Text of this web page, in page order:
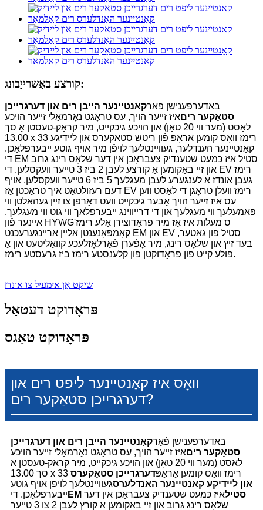
קורצע באַשרייַבונג:
באדערפענישן פֿאַרקאַנטיינער הייבן רים און דערגרייכן
סטאַקער ריםאיז זייער הויך, עס טראָגט נאָרמאַלי זייער הויכע
לאַסט (מער ווי 20 טאָן) און הויכע גיכקייט, מיר קראַק-טעסטן אַ סך
13.00 x 33 רימז וואָס קומען אַראָפּ פֿון ריטש סטאַקערס און ליידיגע
קאַנטיינער הענדלער, געוויינטלעך לויפֿן מיר אויף גוטע ייבערפלאַכן.
די EM סטיל איז כּמעט שטענדיק צעבראָכן אין דער שלאָס רינג גרוב
און זיי באַקומען אַ קורצע לעבן 2 ביז 3 טייער וועקסלען. די EV רימז
געבן אונדז אַ לענגערע לעבן מעגלעך 5 ביז 6 טייער וועקסלען, אויף
דעם רעזולטאַט איך טראַכטן אַז EV רימז וועלן טראָגן די לאַסט ווען
עס איז זייער הויך אָבער גיכקייט וועט דאַרפֿן צו זיין געהאלטן ווי
פּאַמעלעך ווי מעגלעך און די דרייווינג ייבערפלאַך ווי גוט ווי מעגלעך.
איינער פֿון HYWG'ס מעלות איז אַז מיר פּראָדוצירן אַלע רימז
קאָמפּאָנענטן אַליין אַרייַנגערעכנט EM און EV סטיל פֿון גאַטער,
בעד זיץ און שלאָס רינג, מיר אָפֿערן פֿאַרלאָזלעכע קוואַליטעט און אַ
פולע קייט פֿון פּראָדוקטן פֿון קלענסטע רימז ביז גרעסטע רימז.
שיקט אַן אימעיל צו אונדז
פּראָדוקט דעטאַל
פּראָדוקט טאַגס
וואָס איז קאַנטיינער ליפט רים און
דערגרייכן סטאַקער רים?
באדערפענישן פֿאַרקאַנטיינער הייבן רים און דערגרייכן
סטאַקער ריםאיז זייער הויך, עס טראָגט נאָרמאַלי זייער הויכע
לאַסט (מער ווי 20 טאָן) און הויכע גיכקייט, מיר קראַק-טעסטן אַ
סך 13.00 x 33 רימז וואָס קומען אַראָפּדערגרייכן סטאַקערס
און ליידיקע קאַנטיינער האַנדלערסגעוויינטלעך לויפן אויף גוטע
ייבערפלאַכן. די
EM סטילאיז כּמעט שטענדיק צעבראָכן אין דער
שלאָס רינג גרוב און זיי באַקומען אַ קורץ לעבן 2 צו 3 טייער